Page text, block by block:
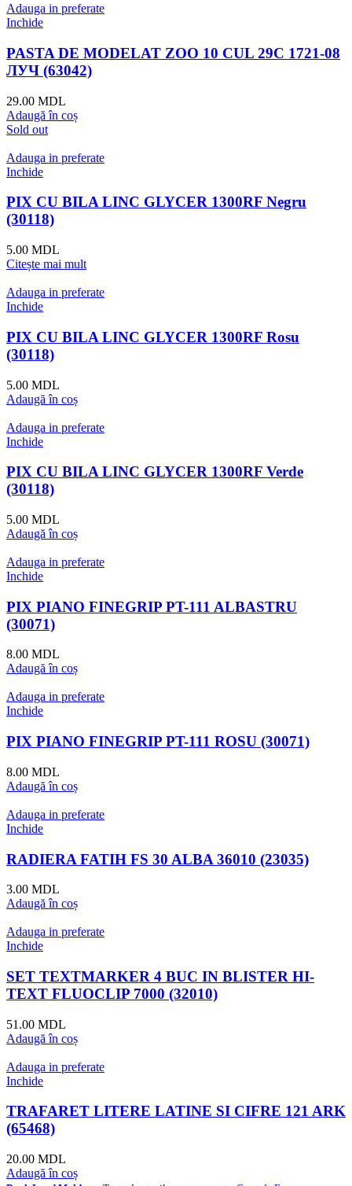
Adauga in preferate
Inchide
PASTA DE MODELAT ZOO 10 CUL 29С 1721-08
ЛУЧ (63042)
29.00 MDL
Adaugă în coș
Sold out
Adauga in preferate
Inchide
PIX CU BILA LINC GLYCER 1300RF Negru
(30118)
5.00 MDL
Citește mai mult
Adauga in preferate
Inchide
PIX CU BILA LINC GLYCER 1300RF Rosu
(30118)
5.00 MDL
Adaugă în coș
Adauga in preferate
Inchide
PIX CU BILA LINC GLYCER 1300RF Verde
(30118)
5.00 MDL
Adaugă în coș
Adauga in preferate
Inchide
PIX PIANO FINEGRIP PT-111 ALBASTRU
(30071)
8.00 MDL
Adaugă în coș
Adauga in preferate
Inchide
PIX PIANO FINEGRIP PT-111 ROSU (30071)
8.00 MDL
Adaugă în coș
Adauga in preferate
Inchide
RADIERA FATIH FS 30 ALBA 36010 (23035)
3.00 MDL
Adaugă în coș
Adauga in preferate
Inchide
SET TEXTMARKER 4 BUC IN BLISTER HI-
TEXT FLUOCLIP 7000 (32010)
51.00 MDL
Adaugă în coș
Adauga in preferate
Inchide
TRAFARET LITERE LATINE SI CIFRE 121 ARK
(65468)
20.00 MDL
Adaugă în coș